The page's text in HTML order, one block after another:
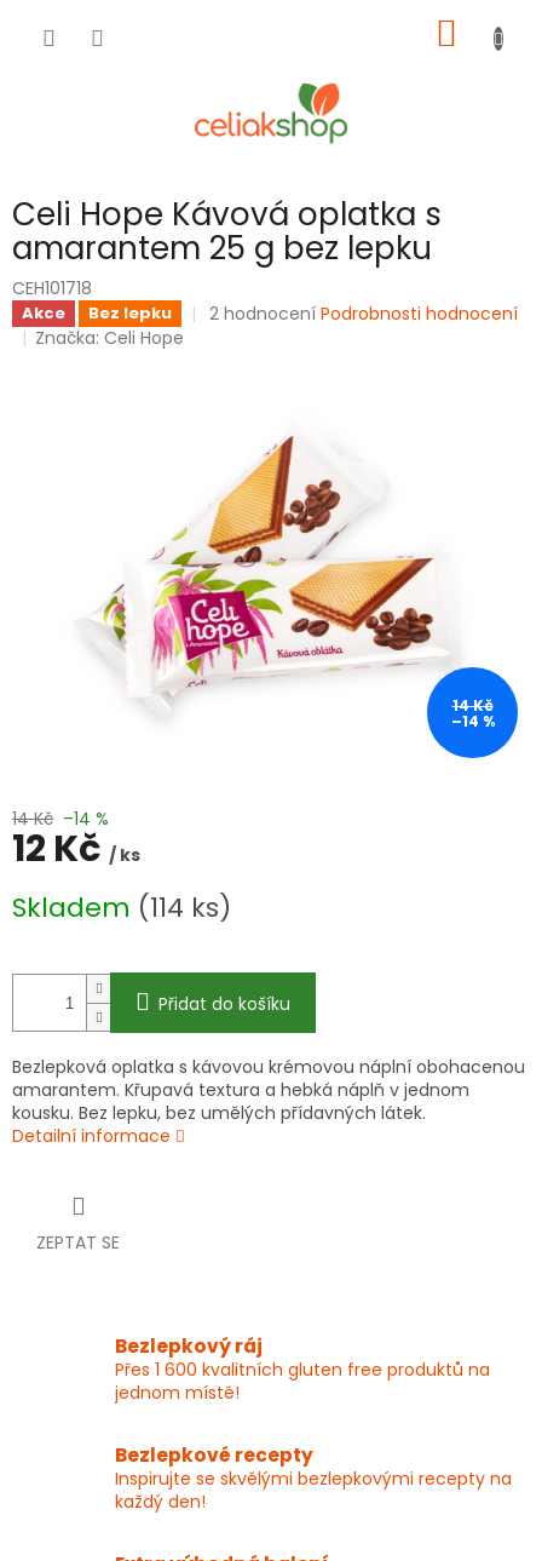
KOŠÍK
Celi Hope Kávová oplatka s
amarantem 25 g bez lepku
CEH101718
Akce Bez lepku
Průměrné
hvězdiček.
2 hodnocení Podrobnosti hodnocení
Značka:Celi Hope
14 Kč
–14 %
14 Kč –14 %
12 Kč / ks
cena:
Skladem (114 ks)
Přidat do košíku
Bezlepková oplatka s kávovou krémovou náplní obohacenou
amarantem. Křupavá textura a hebká náplň v jednom
kousku. Bez lepku, bez umělých přídavných látek.
Detailní informace
ZEPTAT SE
Bezlepkový ráj
Přes 1 600 kvalitních gluten free produktů na
jednom místě!
Bezlepkové recepty
Inspirujte se skvělými bezlepkovými recepty na
každý den!